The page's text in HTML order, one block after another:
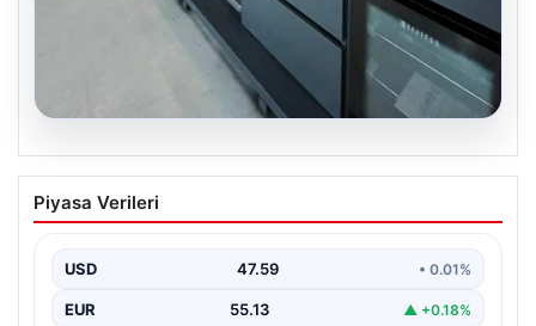
04.08.2026
Açık Alan Mekanlarında Kalite ve bahçe
mutfağı Çözümleri
evlerin en önemli alanlarından biri haline gelmiştir.
Yeşille…
Piyasa Verileri
USD 47.59 • 0.01%
EUR 55.13 ▲ +0.18%